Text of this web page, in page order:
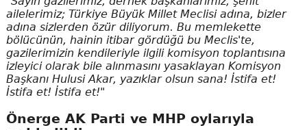
ailelerimiz; Türkiye Büyük Millet Meclisi adına, bizler
adına sizlerden özür diliyorum. Bu memlekette
bölücünün, hainin itibar gördüğü bu Meclis'te,
gazilerimizin kendileriyle ilgili komisyon toplantısına
izleyici olarak bile alınmasını yasaklayan Komisyon
Başkanı Hulusi Akar, yazıklar olsun sana! İstifa et!
İstifa et! İstifa et!"
Önerge AK Parti ve MHP oylarıyla